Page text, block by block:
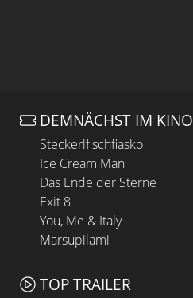
DEMNÄCHST IM KINO
Steckerlfischfiasko
Ice Cream Man
Das Ende der Sterne
Exit 8
You, Me & Italy
Marsupilami
TOP TRAILER